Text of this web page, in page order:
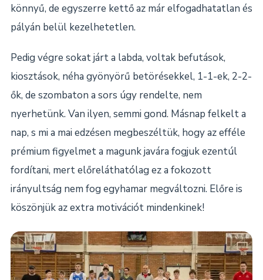
könnyű, de egyszerre kettő az már elfogadhatatlan és
pályán belül kezelhetetlen.
Pedig végre sokat járt a labda, voltak befutások,
kiosztások, néha gyönyörű betörésekkel, 1-1-ek, 2-2-
ők, de szombaton a sors úgy rendelte, nem
nyerhetünk. Van ilyen, semmi gond. Másnap felkelt a
nap, s mi a mai edzésen megbeszéltük, hogy az efféle
prémium figyelmet a magunk javára fogjuk ezentúl
fordítani, mert előreláthatólag ez a fokozott
irányultság nem fog egyhamar megváltozni. Előre is
köszönjük az extra motivációt mindenkinek!